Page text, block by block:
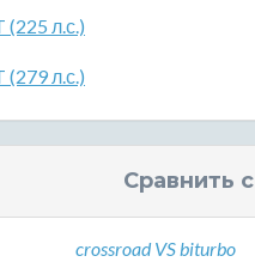
(225 л.с.)
(279 л.с.)
Сравнить с
crossroad VS biturbo